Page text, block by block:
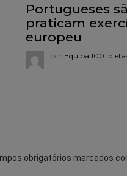
Portugueses
praticam
europeu
por Equipa 1001
obrigatórios marcados